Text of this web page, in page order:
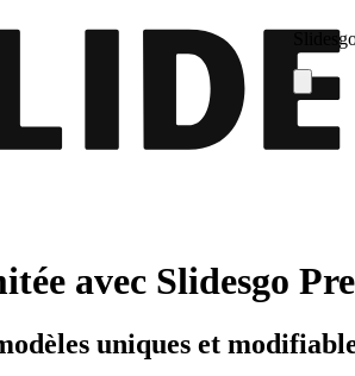
avec Slidesgo
uniques et